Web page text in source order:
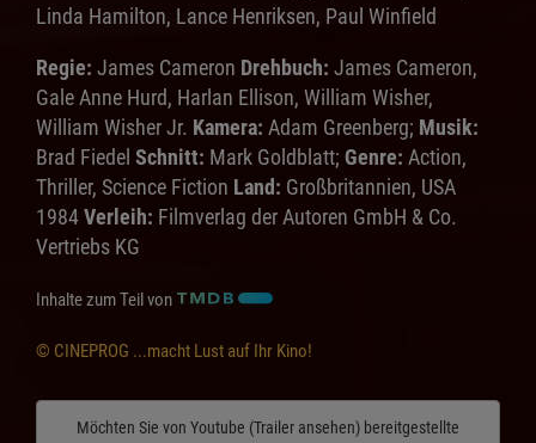
Linda Hamilton, Lance Henriksen, Paul Winfield
Regie: James Cameron Drehbuch: James Cameron,
Gale Anne Hurd, Harlan Ellison, William Wisher,
William Wisher Jr. Kamera: Adam Greenberg; Musik:
Brad Fiedel Schnitt: Mark Goldblatt; Genre: Action,
Thriller, Science Fiction Land: Großbritannien, USA
1984Verleih: Filmverlag der Autoren GmbH & Co.
Vertriebs KG
Inhalte zum Teil von
© CINEPROG ...macht Lust auf Ihr Kino!
Möchten Sie von Youtube (Trailer ansehen) bereitgestellte